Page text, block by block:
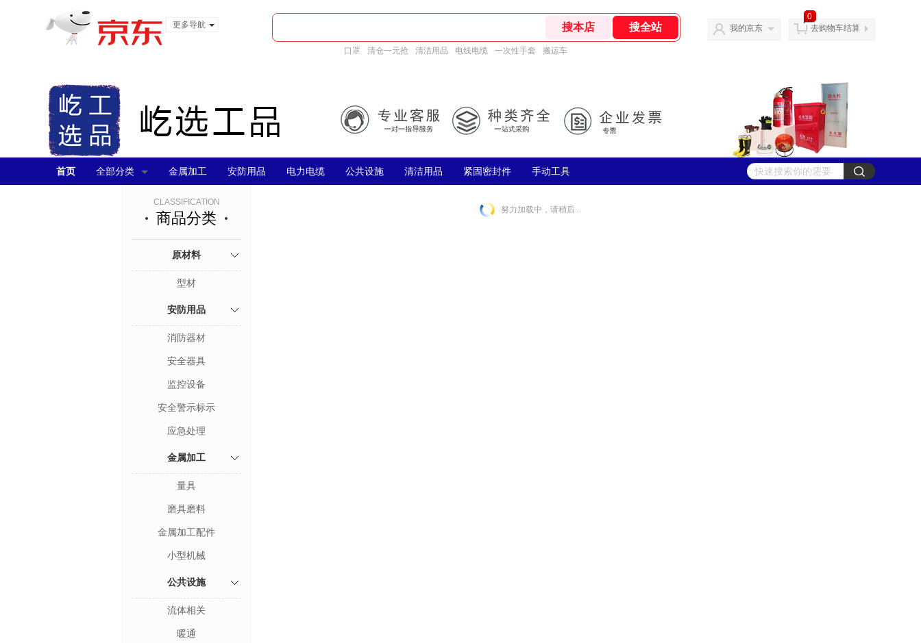
更多导航
口罩 清仓一元抢 清洁用品 电线电缆 一次性手套 搬运车
我的京东
0
去购物车结算
首页 全部分类 金属加工 安防用品 电力电缆 公共设施 清洁用品 紧固密封件 手动工具
CLASSIFICATION
商品分类
原材料
型材
安防用品
消防器材
安全器具
监控设备
安全警示标示
应急处理
金属加工
量具
磨具磨料
金属加工配件
小型机械
公共设施
流体相关
暖通
努力加载中，请稍后...